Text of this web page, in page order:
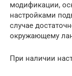
модификации,
настройками
случае
окружающему
При наличии